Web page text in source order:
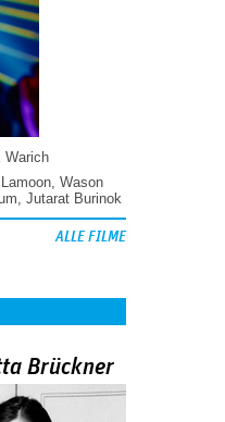
Warich
Wason
Jutarat Burinok
ALLE FILME
Brückner